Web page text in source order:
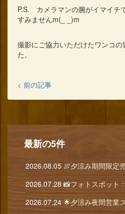
P.S. カメラマンの腕がイマイチ
すみませんm(_ _)m
撮影にご協力いただけたワンコ
た。
< 前の記事
最新の5件
2026.08.05 🍖夕涼み期間限定
2026.07.28 📸フォトスポット
2026.07.24 🌟夕涼み夜間営業